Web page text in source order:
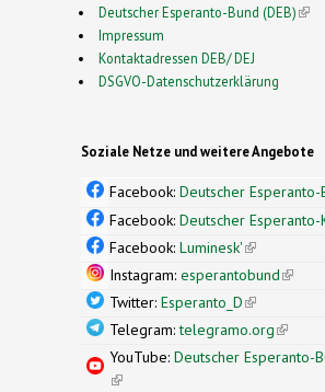
Deutscher Esperanto-Bund (DEB)(link
Impressum
Kontaktadressen DEB/ DEJ
DSGVO-Datenschutzerklärung
Soziale Netze und weitere Angebote
Facebook: Deutscher Esperanto-
Facebook: Deutscher Esperanto-
Facebook: Luminesk'(link is
Instagram: esperantobund(link is
Twitter: Esperanto_D(link is
Telegram:telegramo.org(link is
YouTube: Deutscher Esperanto-
(link is external)